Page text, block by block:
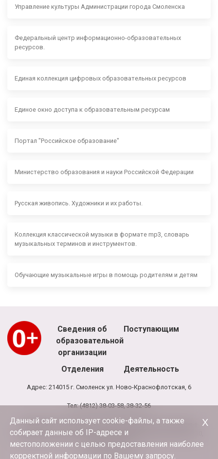
Управление культуры Администрации города Смоленска
Федеральный центр информационно-образовательных
ресурсов.
Единая коллекция цифровых образовательных ресурсов
Единое окно доступа к образовательным ресурсам
Портал "Российское образование"
Министерство образования и науки Российской Федерации
Русская живопись. Художники и их работы.
Коллекция классической музыки в формате mp3, словарь
музыкальных терминов и инструментов.
Обучающие музыкальные игры в помощь родителям и детям
Сведения об
образовательной
организации
Поступающим
Отделения Деятельность
Адрес: 214015 г. Смоленск ул. Ново-Краснофлотская, 6
Тел: (4812) 38-03-58, 38-32-56
Режим работы школы: 8.00 - 20.00, выходной - воскресенье
Режим работы администрации и бухгалтерии школы: 9.00-17.30,
обед 13.00-13.30
Данный сайт использует cookie-файлы, а также
собирает данные об IP-адресе и
местоположении с целью предоставления наиболее
корректной информации по Вашему запросу.
Х